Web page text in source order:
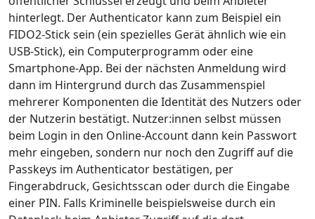
hinterlegt. Der Authenticator kann zum Beispiel ein
FIDO2-Stick sein (ein spezielles Gerät ähnlich wie ein
USB-Stick), ein Computerprogramm oder eine
Smartphone-App. Bei der nächsten Anmeldung wird
dann im Hintergrund durch das Zusammenspiel
mehrerer Komponenten die Identität des Nutzers oder
der Nutzerin bestätigt. Nutzer:innen selbst müssen
beim Login in den Online-Account dann kein Passwort
mehr eingeben, sondern nur noch den Zugriff auf die
Passkeys im Authenticator bestätigen, per
Fingerabdruck, Gesichtsscan oder durch die Eingabe
einer PIN. Falls Kriminelle beispielsweise durch ein